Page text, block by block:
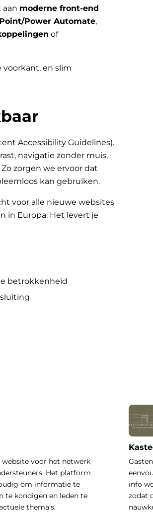
aan moderne front-end
Power Automate,
of
voorkant, en slim
Accessibility Guidelines).
navigatie zonder muis,
zorgen we ervoor dat
kan gebruiken.
voor alle nieuwe websites
in Europa. Het levert je
betrokkenheid
website voor het netwerk
Het platform
om informatie te
te kondigen en leden te
thema's.
info
zodat